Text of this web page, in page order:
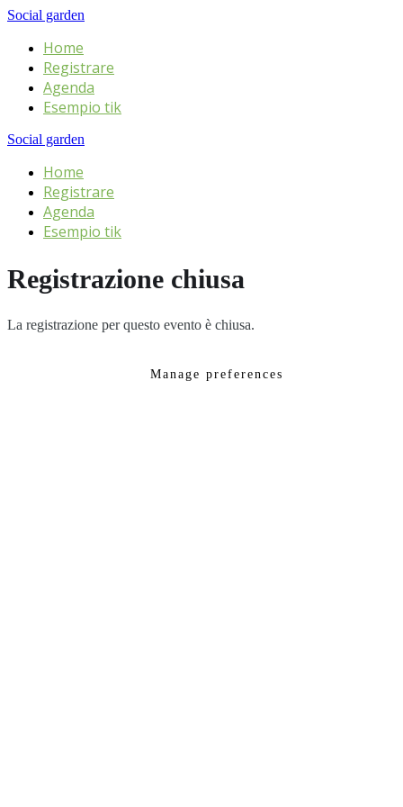
Social garden
Home
Registrare
Agenda
Esempio tik
Social garden
Home
Registrare
Agenda
Esempio tik
Registrazione chiusa
La registrazione per questo evento è chiusa.
Manage preferences